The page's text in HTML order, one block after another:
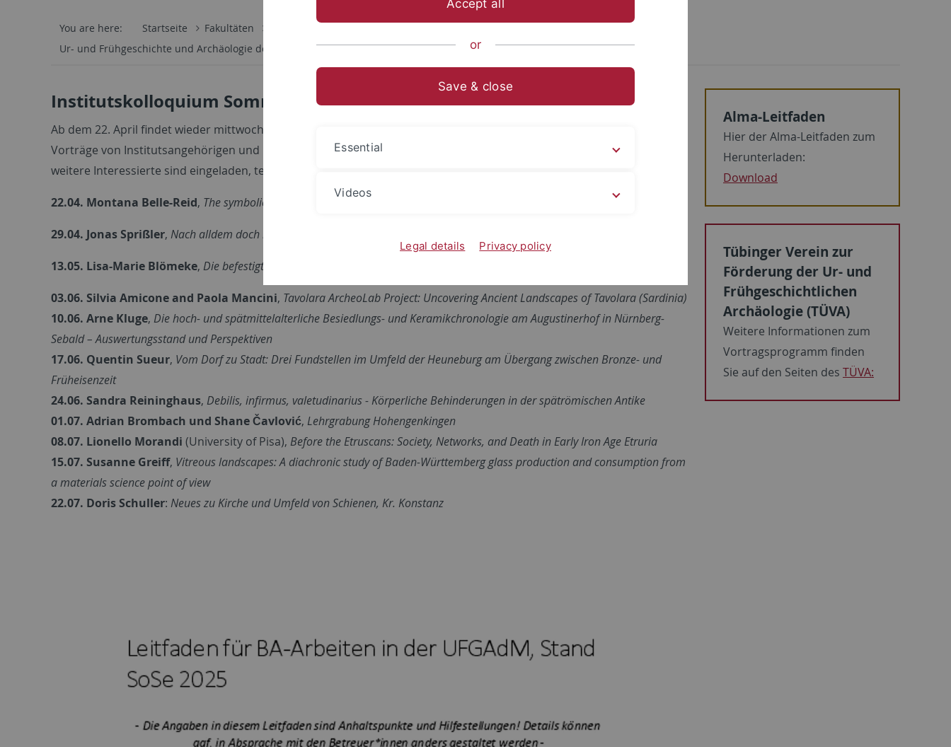
You are here: Startseite Fakultäten
Ur- und Frühgeschichte und Archäologie des Mittelalters
Aktuelles
Institutskolloquium Sommersemester 2026
Ab dem 22. April findet wieder mittwochs, 12:15 Uhr das Institutskolloquium mit einer breiten Palette interessanter
Vorträge von Institutsangehörigen und Externen im Raum 212 im Schloss statt. Alle Mitarbeitenden, Studierende und
weitere Interessierte sind eingeladen, teilzunehmen, zuzuhören und mitzudiskutieren.
22.04. Montana Belle-Reid, The symbolic ceramics of Movila lui Deciov (W-Romania)
29.04. Jonas Sprißler, Nach alldem doch nicht so linear? Frühe LBK-Variabilität im Ammertal (SW-Deutschland)
13.05. Lisa-Marie Blömeke, Die befestigte Höhensiedlung von Althayingen, Lkr. Reutlingen
03.06. Silvia Amicone and Paola Mancini, Tavolara ArcheoLab Project: Uncovering Ancient Landscapes of Tavolara (Sardinia)
10.06. Arne Kluge, Die hoch- und spätmittelalterliche Besiedlungs- und Keramikchronologie am Augustinerhof in Nürnberg-
Sebald – Auswertungsstand und Perspektiven
17.06. Quentin Sueur, Vom Dorf zu Stadt: Drei Fundstellen im Umfeld der Heuneburg am Übergang zwischen Bronze- und
Früheisenzeit
24.06. Sandra Reininghaus, Debilis, infirmus, valetudinarius - Körperliche Behinderungen in der spätrömischen Antike
01.07. Adrian Brombach und Shane Čavlović, Lehrgrabung Hohengenkingen
08.07. Lionello Morandi (University of Pisa), Before the Etruscans: Society, Networks, and Death in Early Iron Age Etruria
15.07. Susanne Greiff, Vitreous landscapes: A diachronic study of Baden-Württemberg glass production and consumption from
a materials science point of view
22.07. Doris Schuller: Neues zu Kirche und Umfeld von Schienen, Kr. Konstanz
Alma-Leitfaden
Hier der Alma-Leitfaden zum
Herunterladen:
Download
Tübinger Verein zur
Förderung der Ur- und
Frühgeschichtlichen
Archäologie (TÜVA)
Weitere Informationen zum
Vortragsprogramm finden
Sie auf den Seiten des TÜVA:
Accept all
or
Save & close
Essential
Videos
Legal details Privacy policy